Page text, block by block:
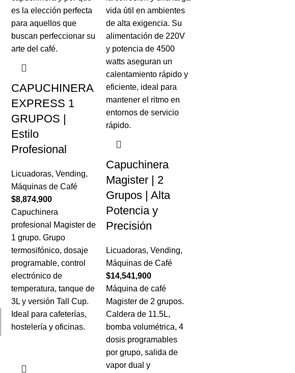
CAPUCHINERA
EXPRESS 1
GRUPOS |
Estilo
Profesional
Licuadoras, Vending,
Máquinas de Café
$8,874,900
Capuchinera
profesional Magister de
1 grupo. Grupo
termosifónico, dosaje
programable, control
electrónico de
temperatura, tanque de
3L y versión Tall Cup.
Ideal para cafeterías,
hostelería y oficinas.
Capuchinera
Magister | 2
Grupos | Alta
Potencia y
Precisión
Licuadoras,Vending,
Máquinas de Café
$14,541,900
Máquina de café
Magister de 2 grupos.
Caldera de 11.5L,
bomba volumétrica, 4
dosis programables
por grupo, salida de
vapor dual y